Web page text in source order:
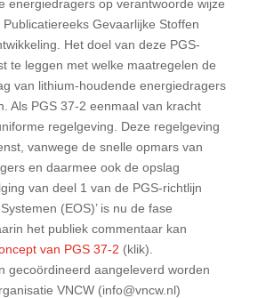
energiedragers op verantwoorde wijze
Gevaarlijke Stoffen
Het doel van deze PGS-
te leggen met welke maatregelen de
van lithium-houdende energiedragers
Als PGS 37-2 eenmaal van kracht
regelgeving. Deze regelgeving
vanwege de snelle opmars van
en daarmee ook de opslag
van deel 1 van de PGS-richtlijn
(EOS)’ is nu de fase
het publiek commentaar kan
van PGS 37-2 (klik).
gecoördineerd aangeleverd worden
VNCW (info@vncw.nl)